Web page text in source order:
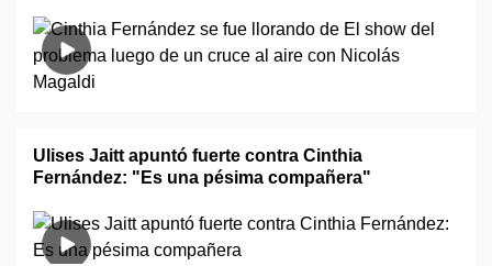
Ulises Jaitt apuntó fuerte contra Cinthia
Fernández: "Es una pésima compañera"